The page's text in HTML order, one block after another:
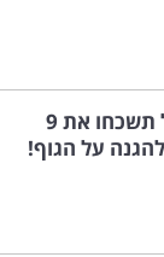
יוצאים לריצות? אל תשכחו את 9
על הגוף!